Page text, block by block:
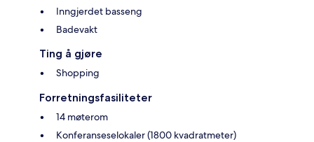
Inngjerdet basseng
Badevakt
Ting å gjøre
Shopping
Forretningsfasiliteter
14 møterom
Konferanseselokaler (1800 kvadratmeter)